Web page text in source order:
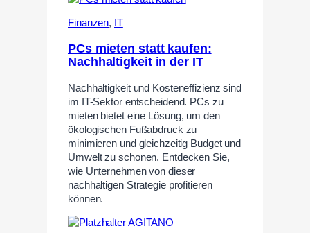
Finanzen, IT
PCs mieten statt kaufen:
Nachhaltigkeit in der IT
Nachhaltigkeit und Kosteneffizienz sind
im IT-Sektor entscheidend. PCs zu
mieten bietet eine Lösung, um den
ökologischen Fußabdruck zu
minimieren und gleichzeitig Budget und
Umwelt zu schonen. Entdecken Sie,
wie Unternehmen von dieser
nachhaltigen Strategie profitieren
können.